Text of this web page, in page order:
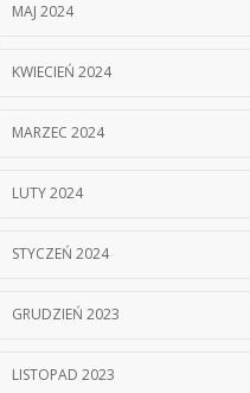
MAJ 2024
KWIECIEŃ 2024
MARZEC 2024
LUTY 2024
STYCZEŃ 2024
GRUDZIEŃ 2023
LISTOPAD 2023